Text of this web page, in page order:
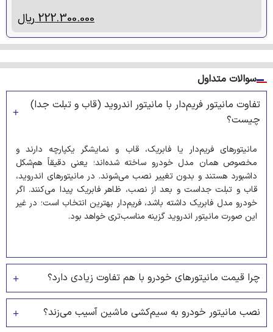
222.300.000 ریال
سوالات متداول
تفاوت مانیتور فریم‌دار با مانیتور اندروید (قاب و تبلت جدا)
چیست؟
مانیتورهای فریم‌دار یا فابریک، قاب و نمایشگر یکپارچه دارند و
مخصوص همان مدل خودرو ساخته شده‌اند؛ یعنی دقیقاً هم‌شکل
داشبورد هستند و بدون تغییر نصب می‌شوند. در مانیتورهای اندروید،
قاب و تبلت جداست و بعد از نصب، ظاهر فابریک پیدا می‌کنند. اگر
خودرو مدل فابریک داشته باشد، فریم‌دار بهترین انتخاب است؛ در غیر
این صورت مانیتور اندروید گزینه مناسب‌تری خواهد بود.
چرا قیمت مانیتورهای خودرو با هم تفاوت زیادی دارد؟
نصب مانیتور خودرو به سیم‌کشی ماشین آسیب می‌زند؟